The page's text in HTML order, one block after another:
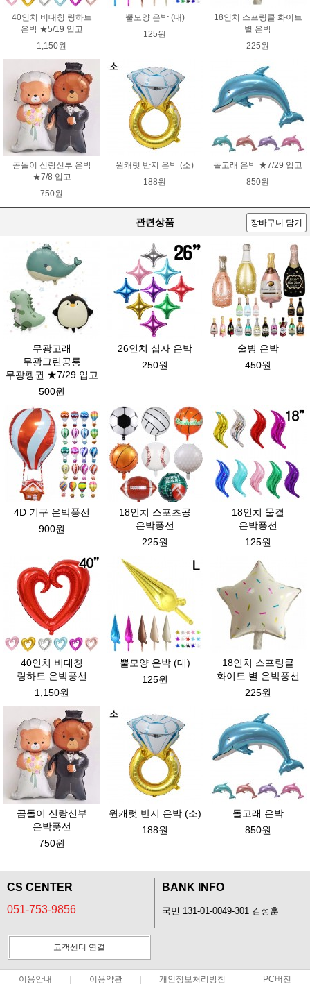
40인치 비대칭 링하트
은박 ★5/19 입고
1,150원
뿔모양 은박 (대)
125원
18인치 스프링클 화이트
별 은박
225원
곰돌이 신랑신부 은박
★7/8 입고
750원
원캐럿 반지 은박 (소)
188원
돌고래 은박 ★7/29 입고
850원
관련상품 장바구니 담기
무광고래
무광그린공룡
무광펭귄 ★7/29 입고
500원
26인치 십자 은박
250원
술병 은박
450원
4D 기구 은박풍선
900원
18인치 스포츠공
은박풍선
225원
18인치 물결
은박풍선
125원
40인치 비대칭
링하트 은박풍선
1,150원
뿔모양 은박 (대)
125원
18인치 스프링클
화이트 별 은박풍선
225원
곰돌이 신랑신부
은박풍선
750원
원캐럿 반지 은박 (소)
188원
돌고래 은박
850원
CS CENTER
051-753-9856
BANK INFO
국민 131-01-0049-301 김정훈
고객센터 연결
이용안내 이용약관 개인정보처리방침 PC버전